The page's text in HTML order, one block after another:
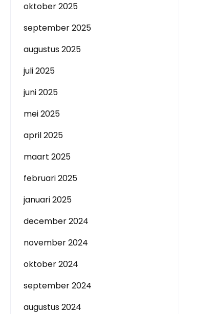
oktober 2025
september 2025
augustus 2025
juli 2025
juni 2025
mei 2025
april 2025
maart 2025
februari 2025
januari 2025
december 2024
november 2024
oktober 2024
september 2024
augustus 2024